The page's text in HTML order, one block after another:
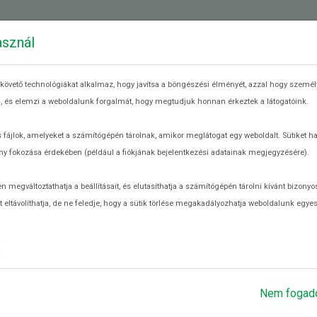
szempontból nagy jelentősége van annak, mi történik a vásárlás
technológiákat alkalmaz, hogy javítsa a böngészési élményét, azzal hogy
és elemzi a weboldalunk forgalmát, hogy megtudjuk honnan érkeztek a látogatóink.
amelyeket a számítógépén tárolnak, amikor meglátogat egy weboldalt. Sütiket
fokozása érdekében (például a fiókjának bejelentkezési adatainak megjegyzésére).
megváltoztathatja a beállításait, és elutasíthatja a számítógépén tárolni kívánt
de ne feledje, hogy a sütik törlése megakadályozhatja weboldalunk
Nem